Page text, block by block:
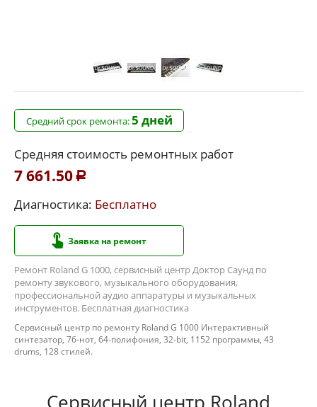
Средний срок ремонта:5 дней
Средняя стоимость ремонтных работ
7 661.50 Р
Диагностика: Бесплатно
Заявка на ремонт
Ремонт Roland G 1000, сервисный центр Доктор Саунд по
ремонту звукового, музыкального оборудования,
профессиональной аудио аппаратуры и музыкальных
инструментов. Бесплатная диагностика
Сервисный центр по ремонту Roland G 1000 Интерактивный
синтезатор, 76-нот, 64-полифония, 32-bit, 1152 программы, 43
drums, 128 стилей.
Сервисный центр Roland